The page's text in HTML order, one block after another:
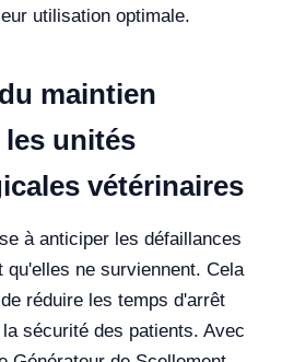
utilisation optimale.
maintien
unités
vétérinaires
à anticiper les défaillances
qu'elles ne surviennent. Cela
réduire les temps d'arrêt
sécurité des patients. Avec